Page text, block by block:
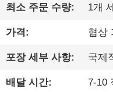
우
리
에
대
최소 주문 수량: 1개
가격: 협상
포장 세부 사항: 국제
배달 시간: 7-10